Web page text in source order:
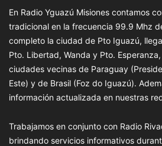
En Radio Yguazú Misiones contamos
tradicional en la frecuencia 99.9 Mhz
completo la ciudad de Pto Iguazú,
Pto. Libertad, Wanda y Pto.
ciudades vecinas de Paraguay
Este) y de Brasil (Foz do Iguazú).
información actualizada en nuestras
Trabajamos en conjunto con Radio
brindando servicios informativos